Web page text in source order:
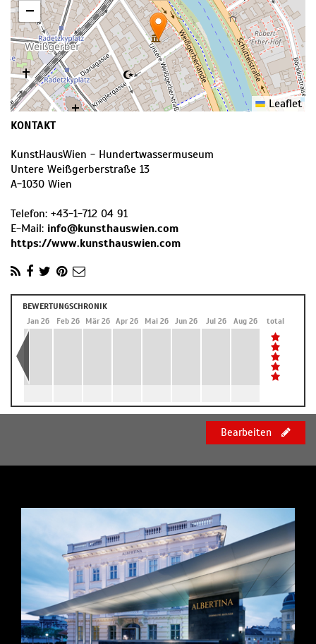
−
Leaflet
KONTAKT
KunstHausWien - Hundertwassermuseum
Untere Weißgerberstraße 13
A-1030 Wien
Telefon: +43-1-712 04 91
E-Mail: info@kunsthauswien.com
https://www.kunsthauswien.com
BEWERTUNGSCHRONIK
Jan 26 Feb 26 Mär 26 Apr 26 Mai 26 Jun 26 Jul 26 Aug 26 total
Bearbeiten